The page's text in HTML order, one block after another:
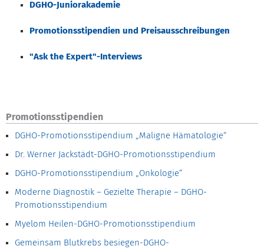
DGHO-Juniorakademie
Promotionsstipendien und Preisausschreibungen
"Ask the Expert"-Interviews
Promotionsstipendien
DGHO-Promotionsstipendium „Maligne Hämatologie“
Dr. Werner Jackstädt-DGHO-Promotionsstipendium
DGHO-Promotionsstipendium „Onkologie“
Moderne Diagnostik – Gezielte Therapie – DGHO-
Promotionsstipendium
Myelom Heilen-DGHO-Promotionsstipendium
Gemeinsam Blutkrebs besiegen-DGHO-